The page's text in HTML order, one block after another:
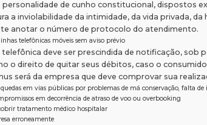
de cunho constitucional, dispostos
a inviolabilidade da intimidade, da vida privada,
anotar o número de protocolo do atendimento.
telefônicas móveis sem aviso prévio
deve ser prescindida de notificação, sob
o direito de quitar seus débitos, caso o
será da empresa que deve comprovar sua
quedas em vias públicas por problemas de má conservação, falta
em decorrência de atraso de voo ou overbooking
tratamento médico hospitalar
erroneamente